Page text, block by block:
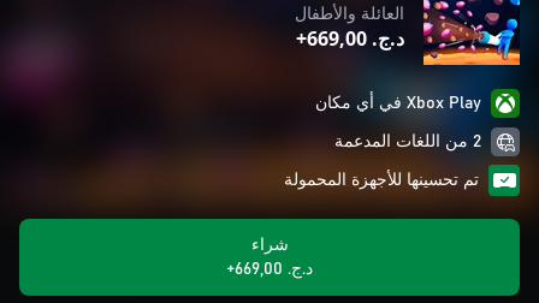
العائلة والأطفال
د.ج.‏ 669,00+
Xbox Play في أي مكان
2 من اللغات المدعمة
تم تحسينها للأجهزة المحمولة
شراء
د.ج.‏ 669,00+